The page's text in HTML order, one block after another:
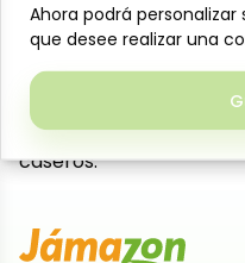
para la limpieza
olores, desinfectar
frescura en
útil como neutralizador
personales, como
caseros.
Ahora podrá
que desee realizar una
Ahora podrá
que desee realizar una